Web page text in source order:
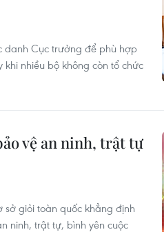
danh Cục trưởng để phù hợp
nhiều bộ không còn tổ chức
vệ an ninh, trật tự
giỏi toàn quốc khẳng định
ninh, trật tự, bình yên cuộc